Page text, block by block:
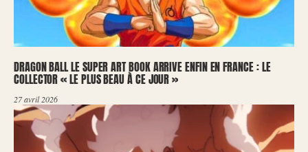
DRAGON BALL LE SUPER ART BOOK ARRIVE ENFIN EN FRANCE : LE
COLLECTOR « LE PLUS BEAU À CE JOUR »
27 avril 2026